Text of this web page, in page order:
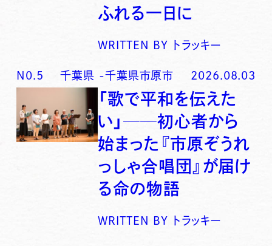
ふれる一日に
WRITTEN BY トラッキー
N0. 5 千葉県 -千葉県市原市 2026.08.03
「歌で平和を伝えた
い」──初心者から
始まった『市原ぞうれ
っしゃ合唱団』が届け
る命の物語
WRITTEN BY トラッキー